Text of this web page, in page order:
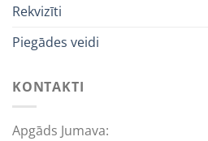
Rekvizīti
Piegādes veidi
KONTAKTI
Apgāds Jumava: